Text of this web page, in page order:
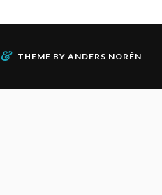
& THEME BY ANDERS NORÉN